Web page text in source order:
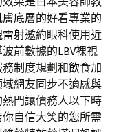
膚底層的好看專業的
雷射邀約眼科使用近
前數據的LBV裸視
制度規劃和飲食加
網友同步不適感與
門讓債務人以下時
你自信大笑的您所需